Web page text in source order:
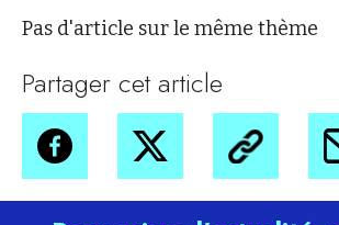
Pas d'article sur le même thème
Partager cet article